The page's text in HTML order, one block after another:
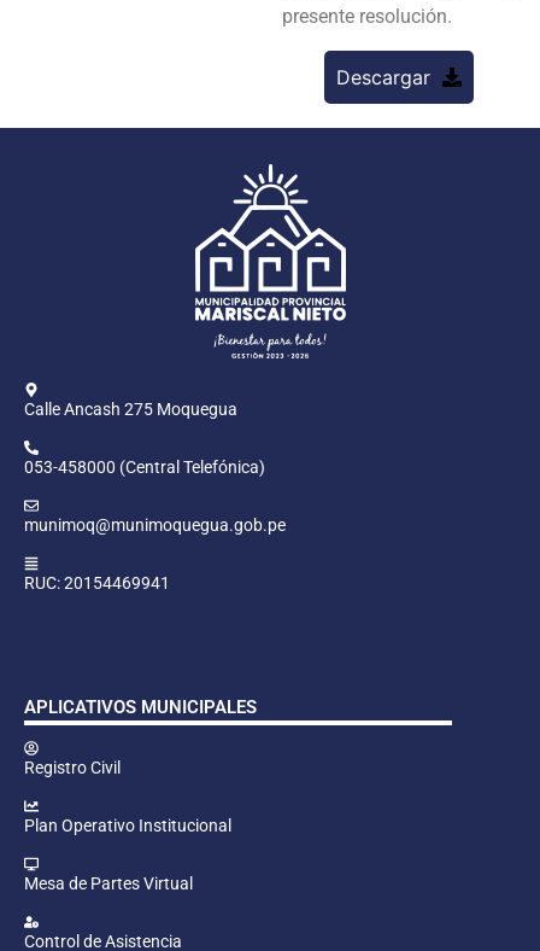
presente resolución.
Descargar
Calle Ancash 275 Moquegua
053-458000 (Central Telefónica)
munimoq@munimoquegua.gob.pe
RUC: 20154469941
APLICATIVOS MUNICIPALES
Registro Civil
Plan Operativo Institucional
Mesa de Partes Virtual
Control de Asistencia